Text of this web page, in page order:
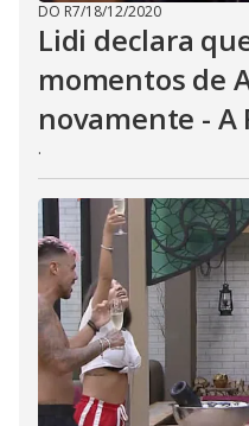
DO R7/18/12/2020
Lidi declara
momentos de
novamente - A
.